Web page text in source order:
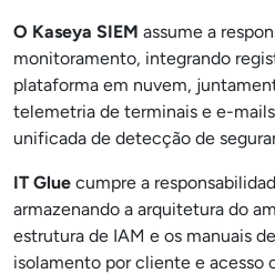
O Kaseya SIEM assume a
monitoramento, integrando
plataforma em nuvem,
telemetria de terminais e e-
unificada de detecção de
IT Glue cumpre a
armazenando a arquitetura do
estrutura de IAM e os manuais
isolamento por cliente e acesso